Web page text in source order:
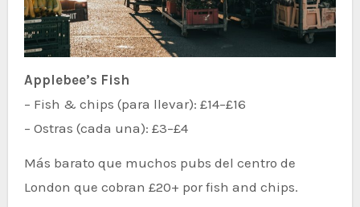
Applebee’s Fish
– Fish & chips (para llevar): £14–£16
– Ostras (cada una): £3–£4
Más barato que muchos pubs del centro de
London que cobran £20+ por fish and chips.